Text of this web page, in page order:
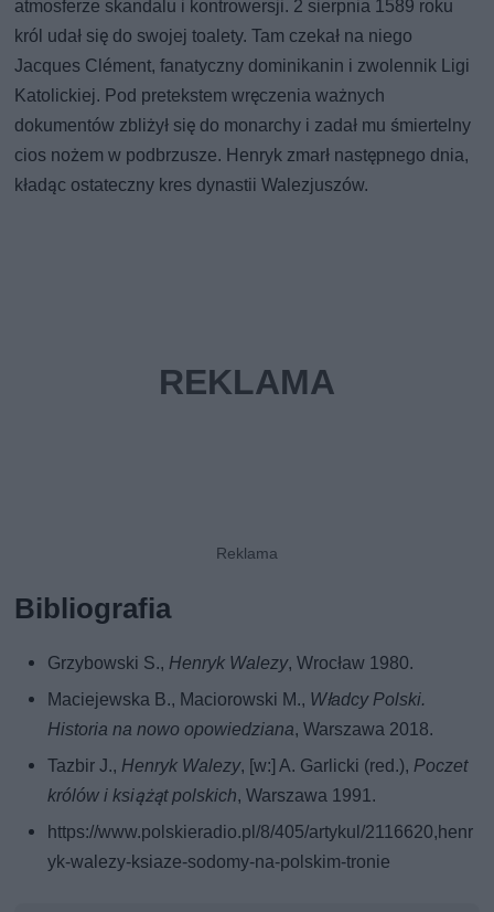
atmosferze skandalu i kontrowersji. 2 sierpnia 1589 roku
król udał się do swojej toalety. Tam czekał na niego
Jacques Clément, fanatyczny dominikanin i zwolennik Ligi
Katolickiej. Pod pretekstem wręczenia ważnych
dokumentów zbliżył się do monarchy i zadał mu śmiertelny
cios nożem w podbrzusze. Henryk zmarł następnego dnia,
kładąc ostateczny kres dynastii Walezjuszów.
Bibliografia
Grzybowski S., Henryk Walezy, Wrocław 1980.
Maciejewska B., Maciorowski M., Władcy Polski.
Historia na nowo opowiedziana, Warszawa 2018.
Tazbir J., Henryk Walezy, [w:] A. Garlicki (red.), Poczet
królów i książąt polskich, Warszawa 1991.
https://www.polskieradio.pl/8/405/artykul/2116620,henr
yk-walezy-ksiaze-sodomy-na-polskim-tronie